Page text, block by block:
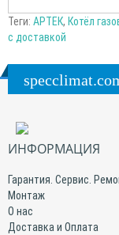
Теги: АРТЕК, Котёл
с доставкой
ИНФОРМАЦИЯ
Гарантия. Сервис.
Монтаж
О нас
Доставка и Оплата